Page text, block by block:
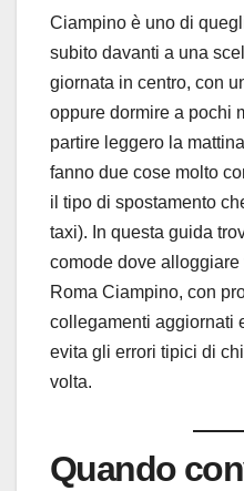
Ciampino è uno di
subito davanti a una
giornata in centro, con
oppure dormire a pochi
partire leggero la
fanno due cose molto
il tipo di spostamento
taxi). In questa guida
comode dove alloggiare
Roma Ciampino, con
collegamenti aggiornati
evita gli errori tipici di
volta.
Quando